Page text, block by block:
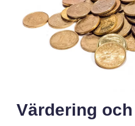
Värdering